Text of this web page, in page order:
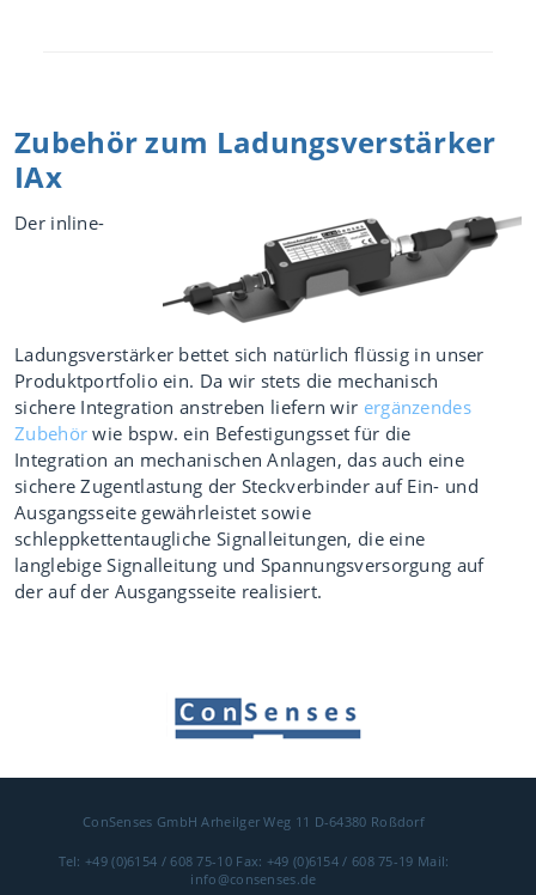
Zubehör zum Ladungsverstärker
IAx
Der inline-
Ladungsverstärker bettet sich natürlich flüssig in unser
Produktportfolio ein. Da wir stets die mechanisch
sichere Integration anstreben liefern wir ergänzendes
Zubehör wie bspw. ein Befestigungsset für die
Integration an mechanischen Anlagen, das auch eine
sichere Zugentlastung der Steckverbinder auf Ein- und
Ausgangsseite gewährleistet sowie
schleppkettentaugliche Signalleitungen, die eine
langlebige Signalleitung und Spannungsversorgung auf
der auf der Ausgangsseite realisiert.
ConSenses GmbHArheilger Weg 11 D-64380 Roßdorf
Tel: +49 (0)6154 / 608 75-10Fax: +49 (0)6154 / 608 75-19 Mail:
info@consenses.de